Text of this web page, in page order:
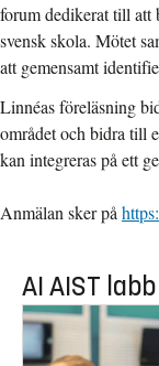
forum dedikerat till att
svensk skola. Mötet
att gemensamt
Linnéas föreläsning
området och bidra till
kan integreras på ett
Anmälan sker på
AI AIST labb